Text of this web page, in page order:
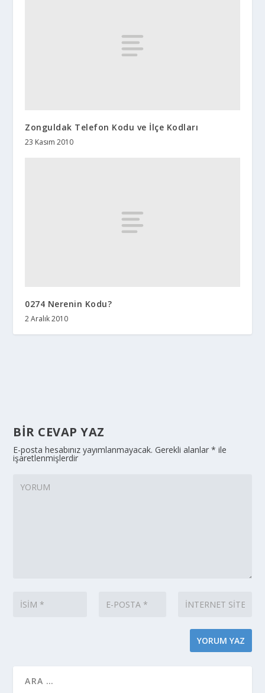
Zonguldak Telefon Kodu ve İlçe Kodları
23 Kasım 2010
0274 Nerenin Kodu?
2 Aralık 2010
BIR CEVAP YAZ
E-posta hesabınız yayımlanmayacak. Gerekli alanlar* ile
işaretlenmişlerdir